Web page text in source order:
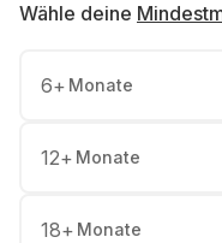
Wähle deine
6+ Monate
12+ Monate
18+ Monate